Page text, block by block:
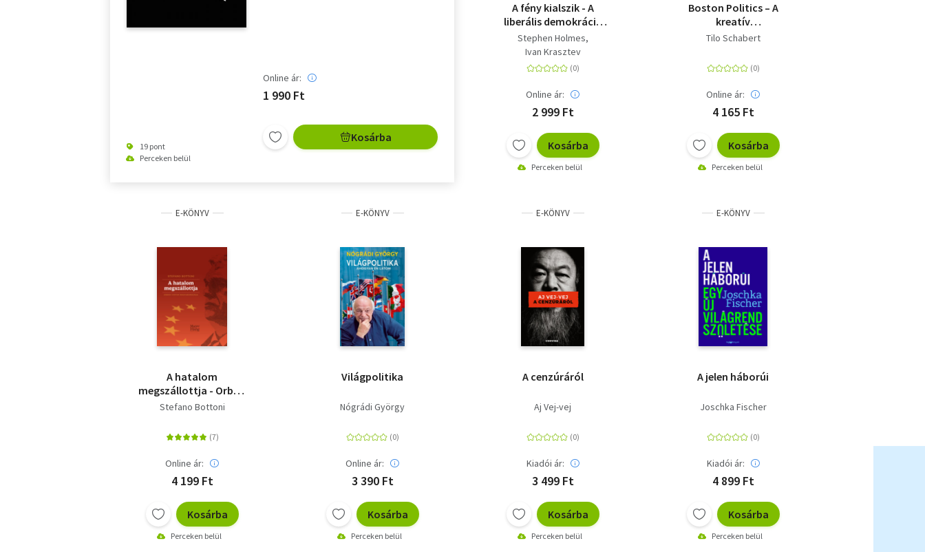
19 pont
Perceken belül
Online ár:
1 990 Ft
Kosárba
A fény kialszik - A
liberális demokrácia
válságáról
Stephen Holmes
Ivan Krasztev
Online ár:
2 999 Ft
Kosárba
Perceken belül
Boston Politics – A
kreatív
hatalomgyakorlás
Tilo Schabert
Online ár:
4 165 Ft
Kosárba
Perceken belül
E-KÖNYV
A hatalom
megszállottja - Orbán
Viktor Magyarországa
Stefano Bottoni
Online ár:
4 199 Ft
Kosárba
Perceken belül
E-KÖNYV
Világpolitika
Nógrádi György
Online ár:
3 390 Ft
Kosárba
Perceken belül
E-KÖNYV
A cenzúráról
Aj Vej-vej
Kiadói ár:
3 499 Ft
Kosárba
Perceken belül
E-KÖNYV
A jelen háborúi
Joschka Fischer
Kiadói ár:
4 899 Ft
Kosárba
Perceken belül